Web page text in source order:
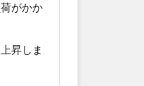
がかか
昇しま